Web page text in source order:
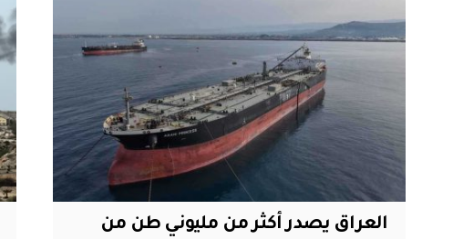
العراق يصدر أكثر من مليوني طن من